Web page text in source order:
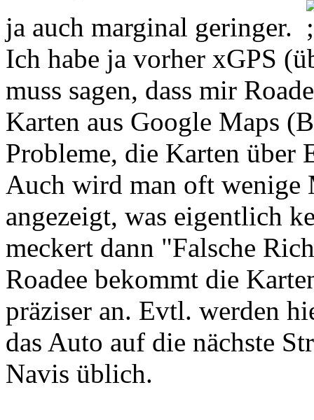
ja auch marginal geringer.
Ich habe ja vorher xGPS
muss sagen, dass mir
Karten aus Google Maps
Probleme, die Karten über
Auch wird man oft wenige
angezeigt, was eigentlich
meckert dann "Falsche
Roadee bekommt die
präziser an. Evtl. werden
das Auto auf die nächste
Navis üblich.